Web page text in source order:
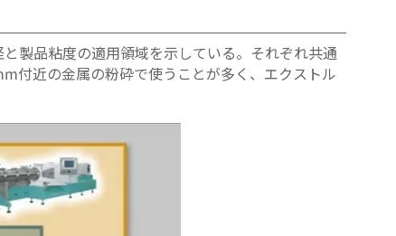
製品粘度の適用領域を示している。それぞれ共通
付近の金属の粉砕で使うことが多く、エクストル